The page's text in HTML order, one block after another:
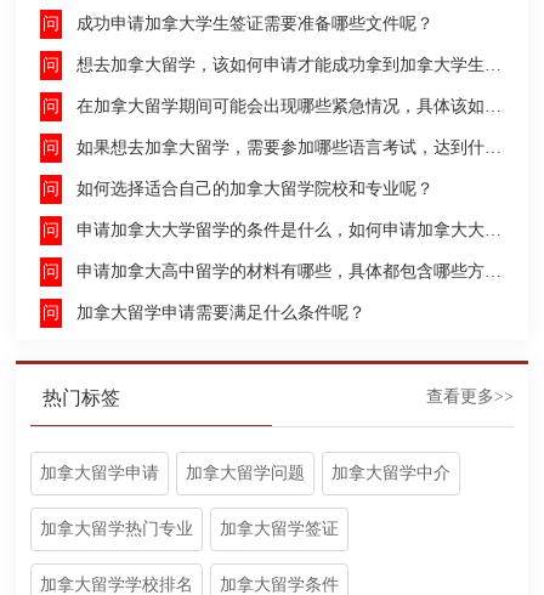
成功申请加拿大学生签证需要准备哪些文件呢？
想去加拿大留学，该如何申请才能成功拿到加拿大学生签证呢？
在加拿大留学期间可能会出现哪些紧急情况，具体该如何去处理这些紧急情况呢？
如果想去加拿大留学，需要参加哪些语言考试，达到什么水平才能申请呢？
如何选择适合自己的加拿大留学院校和专业呢？
申请加拿大大学留学的条件是什么，如何申请加拿大大学留学，留学的费用及签证申请流程是什么？
申请加拿大高中留学的材料有哪些，具体都包含哪些方面呢？
加拿大留学申请需要满足什么条件呢？
热门标签 查看更多>>
加拿大留学申请 加拿大留学问题 加拿大留学中介
加拿大留学热门专业 加拿大留学签证
加拿大留学学校排名 加拿大留学条件